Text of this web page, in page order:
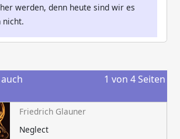
werden, denn heute sind wir es
nicht.
1 von 4 Seiten
Friedrich Glauner
Neglect